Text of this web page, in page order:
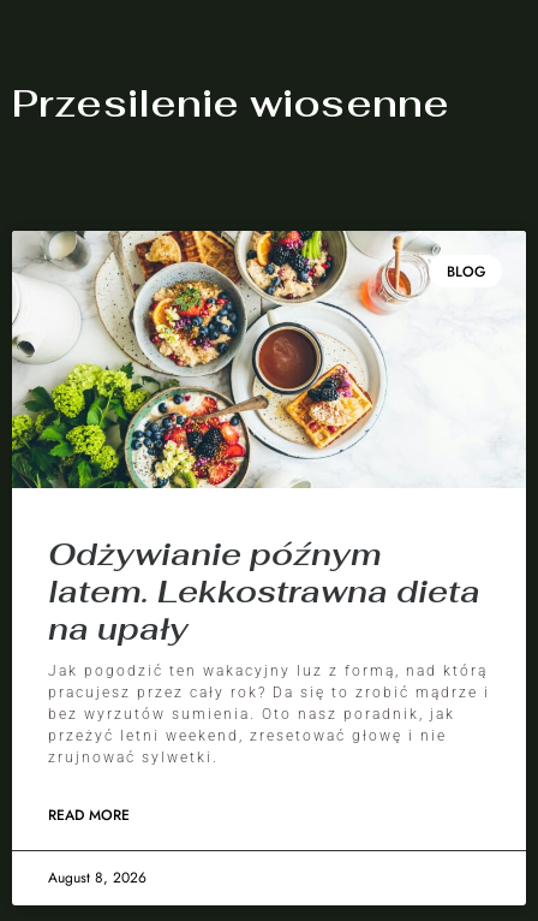
Przesilenie wiosenne
BLOG
Odżywianie późnym
latem. Lekkostrawna dieta
na upały
Jak pogodzić ten wakacyjny luz z formą, nad którą
pracujesz przez cały rok? Da się to zrobić mądrze i
bez wyrzutów sumienia. Oto nasz poradnik, jak
przeżyć letni weekend, zresetować głowę i nie
zrujnować sylwetki.
READ MORE
August 8, 2026